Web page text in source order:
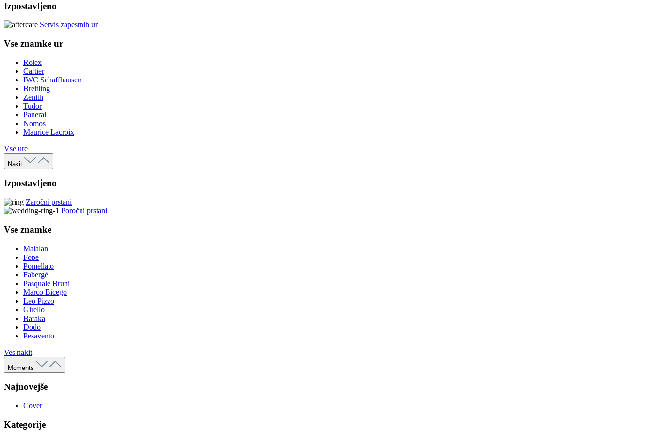
Izpostavljeno
Servis zapestnih ur
Vse znamke ur
Rolex
Cartier
IWC Schaffhausen
Breitling
Zenith
Tudor
Panerai
Nomos
Maurice Lacroix
Vse ure
Nakit
Izpostavljeno
Zaročni prstani
Poročni prstani
Vse znamke
Malalan
Fope
Pomellato
Fabergé
Pasquale Bruni
Marco Bicego
Leo Pizzo
Girello
Baraka
Dodo
Pesavento
Ves nakit
Moments
Najnovejše
Cover
Kategorije